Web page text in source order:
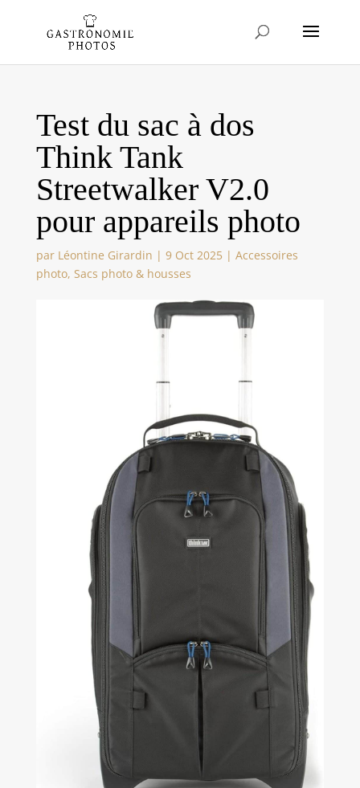
Test du sac à dos
Think Tank
Streetwalker V2.0
pour appareils photo
par Léontine Girardin | 9 Oct 2025| Accessoires
photo, Sacs photo & housses